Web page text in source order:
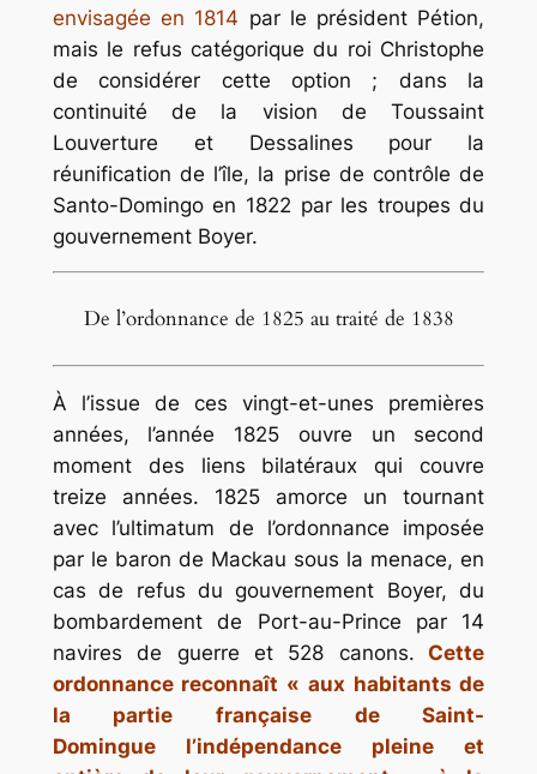
envisagée en 1814 par le président Pétion,
mais le refus catégorique du roi Christophe
de considérer cette option ; dans la
continuité de la vision de Toussaint
Louverture et Dessalines pour la
réunification de l’île, la prise de contrôle de
Santo-Domingo en 1822 par les troupes du
gouvernement Boyer.
De l’ordonnance de 1825 au traité de 1838
À l’issue de ces vingt-et-unes premières
années, l’année 1825 ouvre un second
moment des liens bilatéraux qui couvre
treize années. 1825 amorce un tournant
avec l’ultimatum de l’ordonnance imposée
par le baron de Mackau sous la menace, en
cas de refus du gouvernement Boyer, du
bombardement de Port-au-Prince par 14
navires de guerre et 528 canons. Cette
ordonnance reconnaît « aux habitants de
la partie française de Saint-
Domingue l’indépendance pleine et